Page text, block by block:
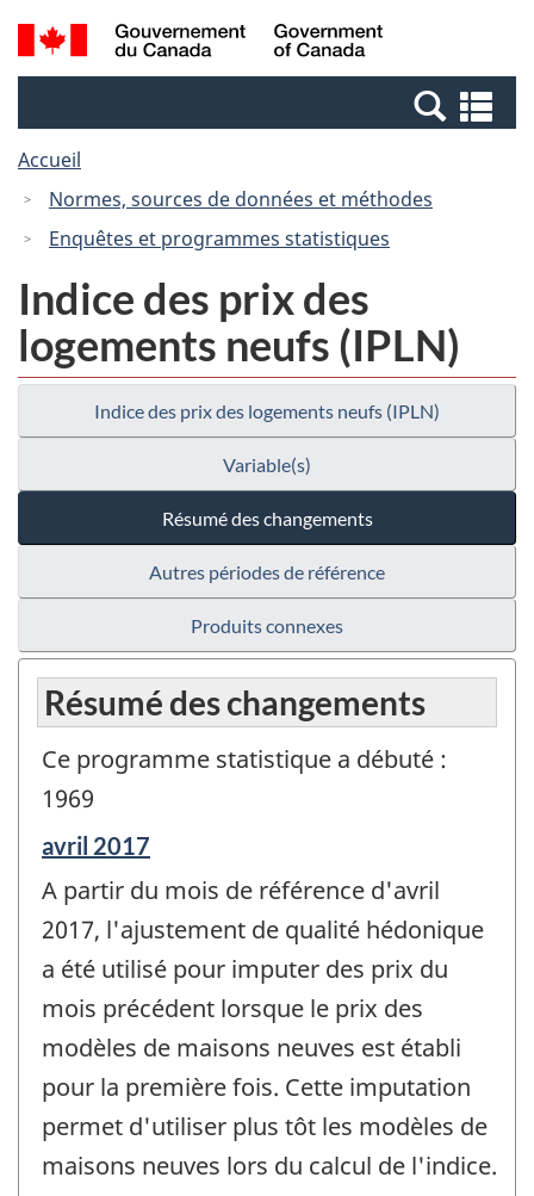
Passer
au
Passer
à
Canada
Recherche
et
et
Accueil
Normes, sources de données et méthodes
Enquêtes et programmes statistiques
Indice des prix des
logements neufs (IPLN)
Indice des prix des logements neufs (IPLN)
Variable(s)
Résumé des changements
Autres périodes de référence
Produits connexes
Résumé des changements
Ce programme statistique a débuté :
1969
Période
référence
de
changement
-
avril 2017
A partir du mois de référence d'avril
2017, l'ajustement de qualité hédonique
a été utilisé pour imputer des prix du
mois précédent lorsque le prix des
modèles de maisons neuves est établi
pour la première fois. Cette imputation
permet d'utiliser plus tôt les modèles de
maisons neuves lors du calcul de l'indice.